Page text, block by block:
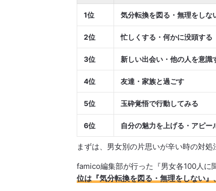
1位 気分転換を図る・無理をしな
2位 忙しくする・何かに没頭する
3位 新しい出会い・他の人を意識
4位 友達・家族と過ごす
5位 玉砕覚悟で行動してみる
6位 自分の魅力を上げる・アピー
まずは、男女別の片思いが辛い時の対処
famico編集部が行った『男女各100人に
位は『気分転換を図る・無理をしない』